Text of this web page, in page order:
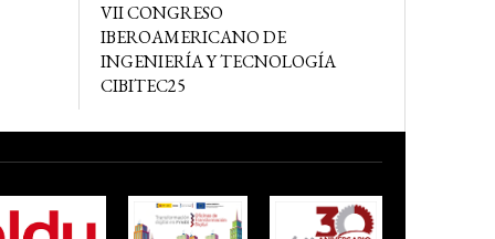
VII CONGRESO
IBEROAMERICANO DE
INGENIERÍA Y TECNOLOGÍA
CIBITEC25